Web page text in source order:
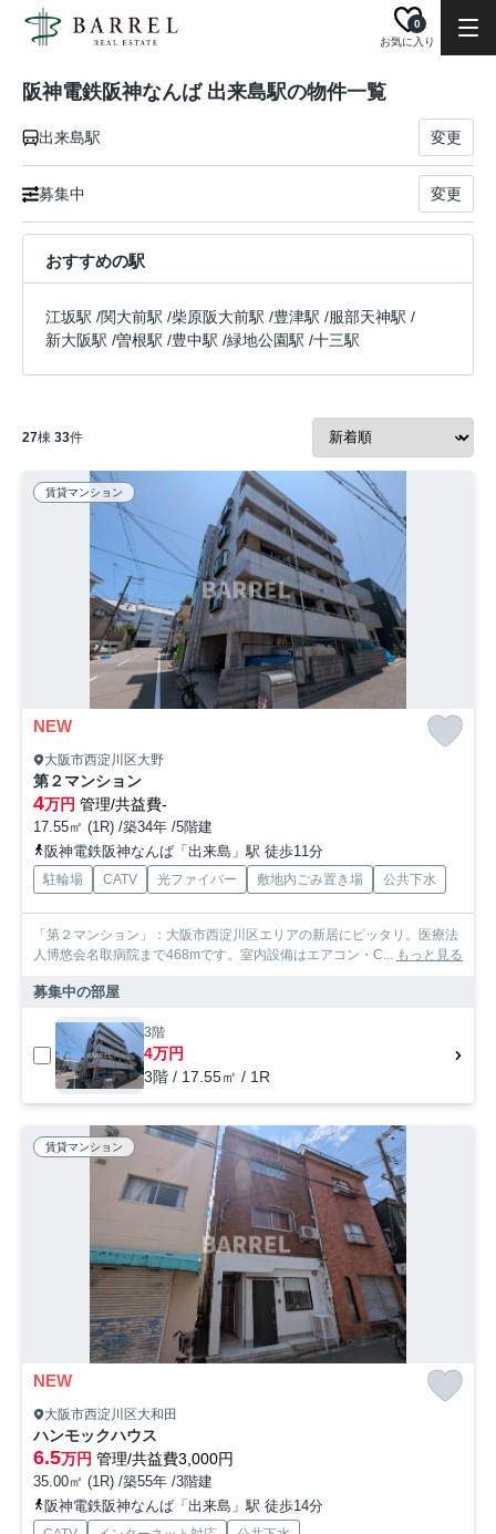
お気に入り
0
阪神電鉄阪神なんば 出来島駅の物件一覧
出来島駅 変更
募集中 変更
おすすめの駅
江坂駅 /関大前駅 /柴原阪大前駅 /豊津駅 /服部天神駅 /
新大阪駅 /曽根駅 /豊中駅 /緑地公園駅 /十三駅
27棟 33件
賃貸マンション
NEW
大阪市西淀川区大野
第２マンション
4万円 管理/共益費-
17.55㎡ (1R) /築34年 /5階建
阪神電鉄阪神なんば「出来島」駅 徒歩11分
駐輪場 CATV 光ファイバー 敷地内ごみ置き場 公共下水
「第２マンション」：大阪市西淀川区エリアの新居にピッタリ。医療法
人博悠会名取病院まで468mです。室内設備はエアコン・C... もっと見る
募集中の部屋
3階
4万円
3階 / 17.55㎡ / 1R
賃貸マンション
NEW
大阪市西淀川区大和田
ハンモックハウス
6.5万円 管理/共益費3,000円
35.00㎡ (1R) /築55年 /3階建
阪神電鉄阪神なんば「出来島」駅 徒歩14分